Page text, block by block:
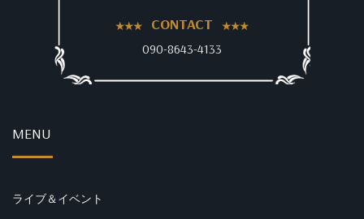
CONTACT
090-8643-4133
MENU
ライブ＆イベント